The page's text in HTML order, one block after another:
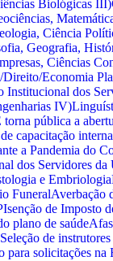
Biológicas III)
Ciência
Geografia,
Ciências
Economia
Institucional dos
IV)
pública a
capacitação interna
a Pandemia do
dos Servidores
e Embriologia
FuneralAverbação
Isenção de Imposto
plano de saúde
de
solicitações na